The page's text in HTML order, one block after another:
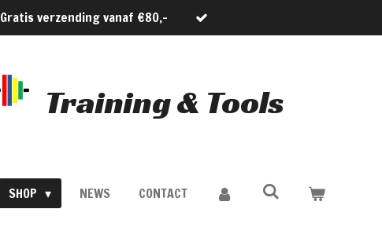
Gratis verzending vanaf €80,-
Training & Tools
SHOP NEWS CONTACT